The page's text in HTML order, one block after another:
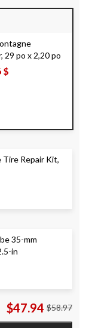
29 po x 2,20 po
$
Tire Repair Kit,
35-mm
in
$47.94 $58.97